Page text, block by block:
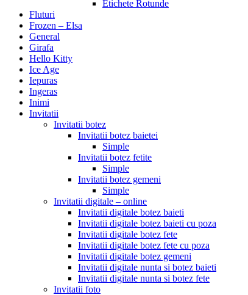
Etichete Rotunde
Fluturi
Frozen – Elsa
General
Girafa
Hello Kitty
Ice Age
Iepuras
Ingeras
Inimi
Invitatii
Invitatii botez
Invitatii botez baietei
Simple
Invitatii botez fetite
Simple
Invitatii botez gemeni
Simple
Invitatii digitale – online
Invitatii digitale botez baieti
Invitatii digitale botez baieti cu poza
Invitatii digitale botez fete
Invitatii digitale botez fete cu poza
Invitatii digitale botez gemeni
Invitatii digitale nunta si botez baieti
Invitatii digitale nunta si botez fete
Invitatii foto